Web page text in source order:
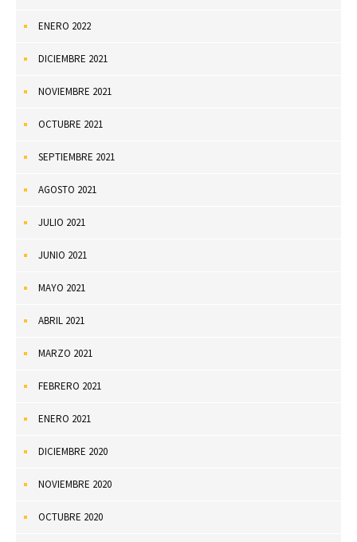
ENERO 2022
DICIEMBRE 2021
NOVIEMBRE 2021
OCTUBRE 2021
SEPTIEMBRE 2021
AGOSTO 2021
JULIO 2021
JUNIO 2021
MAYO 2021
ABRIL 2021
MARZO 2021
FEBRERO 2021
ENERO 2021
DICIEMBRE 2020
NOVIEMBRE 2020
OCTUBRE 2020